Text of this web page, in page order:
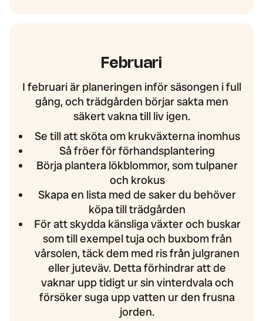
Februari
I februari är planeringen inför säsongen i full
gång, och trädgården börjar sakta men
säkert vakna till liv igen.
Se till att sköta om krukväxterna inomhus
Så fröer för förhandsplantering
Börja plantera lökblommor, som tulpaner
och krokus
Skapa en lista med de saker du behöver
köpa till trädgården
För att skydda känsliga växter och buskar
som till exempel tuja och buxbom från
vårsolen, täck dem med ris från julgranen
eller juteväv. Detta förhindrar att de
vaknar upp tidigt ur sin vinterdvala och
försöker suga upp vatten ur den frusna
jorden.